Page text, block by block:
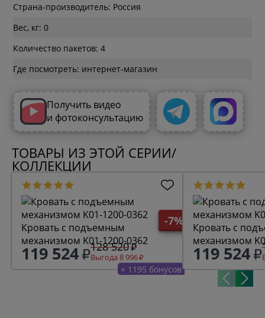
Страна-производитель: Россия
Вес, кг: 0
Количество пакетов: 4
Где посмотреть: интернет-магазин
Получить видео
и фотоконсультацию
ТОВАРЫ ИЗ ЭТОЙ СЕРИИ/
КОЛЛЕКЦИИ
-7%
Кровать с подъемным
механизмом K01-1200-0362
119 524 128 520
Выгода 8 996
+ 1195 бонусов
Кровать с
механизмом
119 524